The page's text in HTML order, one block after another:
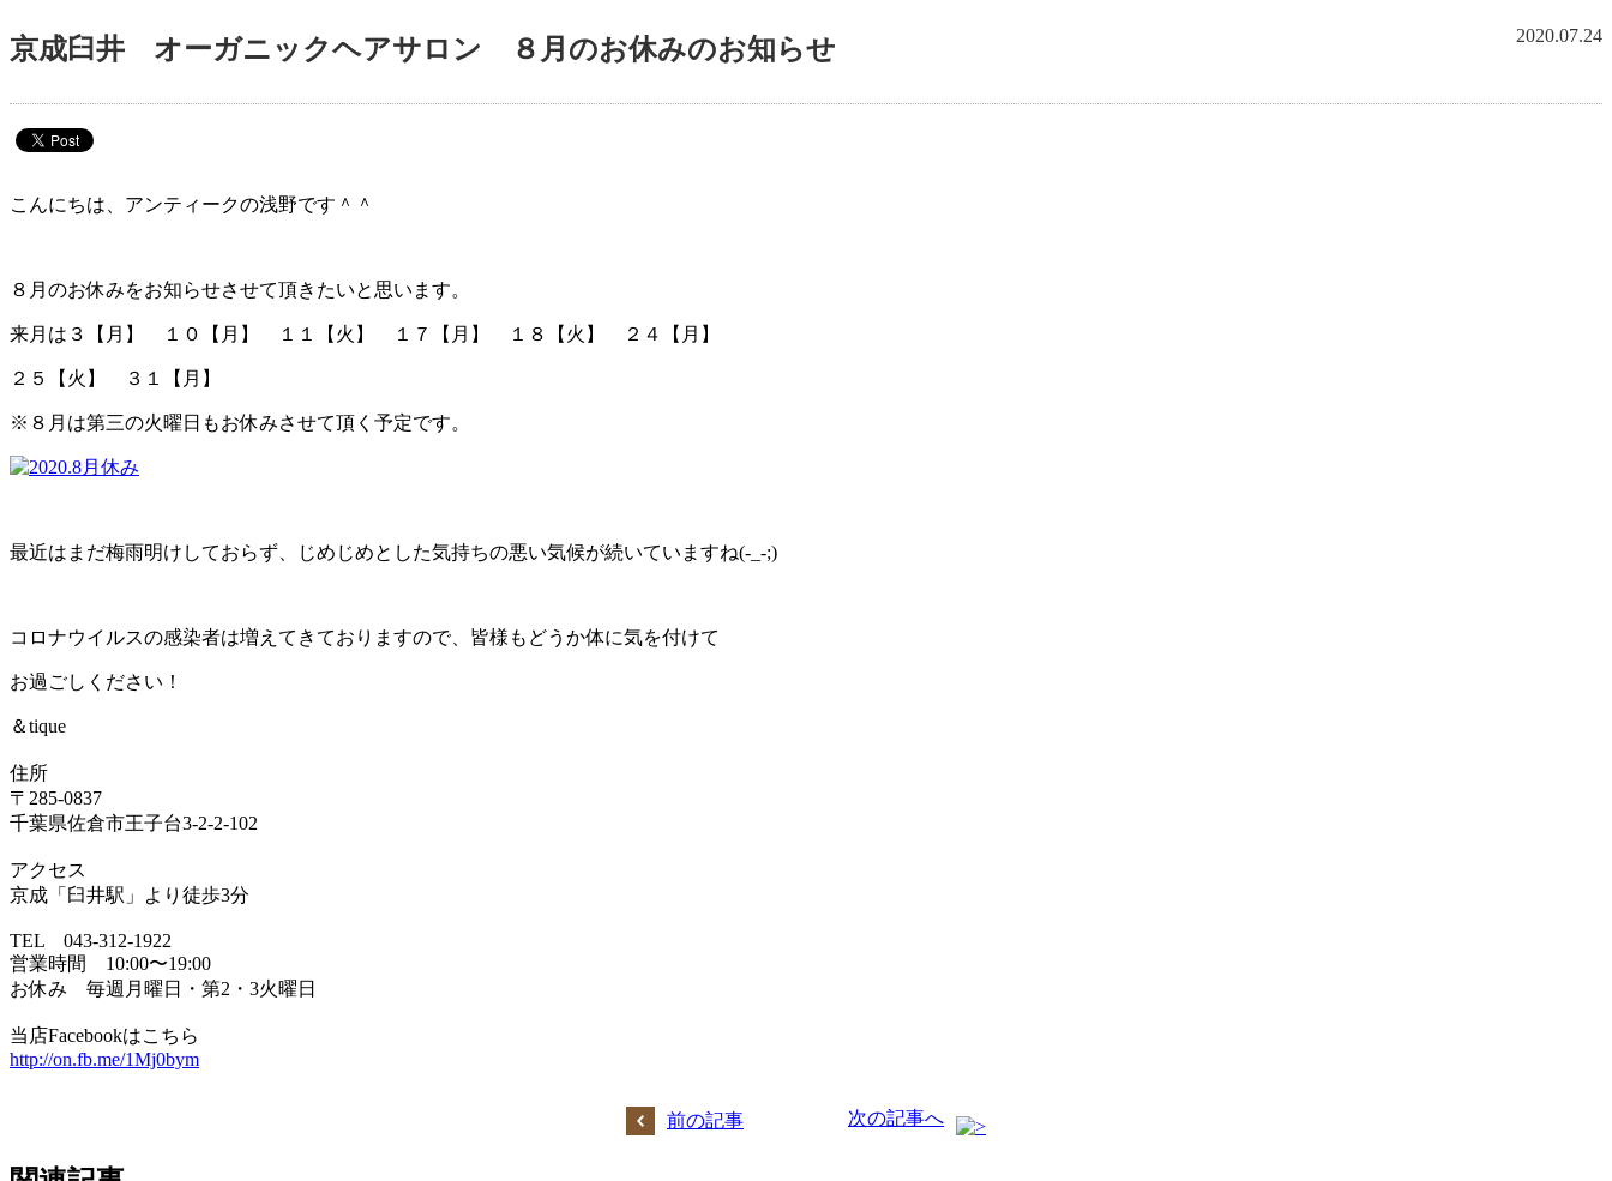
2020.07.24
京成臼井 オーガニックヘアサロン ８月のお休みのお知らせ
こんにちは、アンティークの浅野です＾＾
８月のお休みをお知らせさせて頂きたいと思います。
来月は３【月】 １０【月】 １１【火】 １７【月】 １８【火】 ２４【月】
２５【火】 ３１【月】
※８月は第三の火曜日もお休みさせて頂く予定です。
最近はまだ梅雨明けしておらず、じめじめとした気持ちの悪い気候が続いていますね(-_-;)
コロナウイルスの感染者は増えてきておりますので、皆様もどうか体に気を付けて
お過ごしください！
＆tique
住所
〒285-0837
千葉県佐倉市王子台3-2-2-102
アクセス
京成「臼井駅」より徒歩3分
TEL 043-312-1922
営業時間 10:00〜19:00
お休み 毎週月曜日・第2・3火曜日
当店Facebookはこちら
http://on.fb.me/1Mj0bym
前の記事 次の記事へ